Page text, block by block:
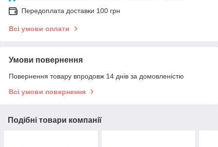
Передоплата доставки 100 грн
Всі умови оплати
Умови повернення
Повернення товару впродовж 14 днів за домовленістю
Всі умови повернення
Подібні товари компанії